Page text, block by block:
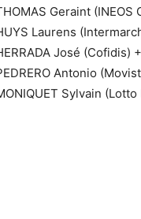
Geraint
Laurens
José (Cofidis)
Antonio
Sylvain